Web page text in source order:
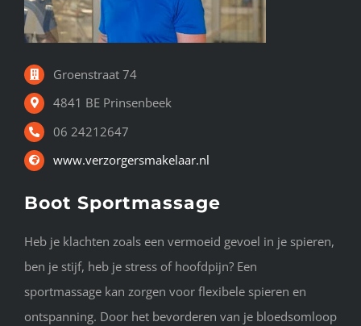
Groenstraat 74
4841 BE Prinsenbeek
06 24212647
www.verzorgersmakelaar.nl
Boot Sportmassage
Heb je klachten zoals een vermoeid gevoel in je spieren,
ben je stijf, heb je stress of hoofdpijn? Een
sportmassage kan zorgen voor flexibele spieren en
ontspanning. Door het bevorderen van je bloedsomloop